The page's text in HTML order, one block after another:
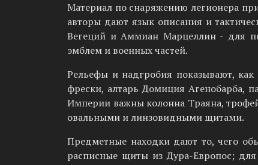
Материал по снаряжению легионера
авторы дают язык описания и
Вегеций и Аммиан Марцеллин - для
эмблем и военных частей.
Рельефы и надгробия показывают,
фрески, алтарь Домиция Агенобарба,
Империи важны колонна Траяна,
овальными и линзовидными щитами.
Предметные находки дают то, чего
расписные щиты из Дура-Европос;